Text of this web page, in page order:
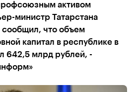
активом
министр Татарстана
что объем
капитал в республике в
642,5 млрд рублей, -